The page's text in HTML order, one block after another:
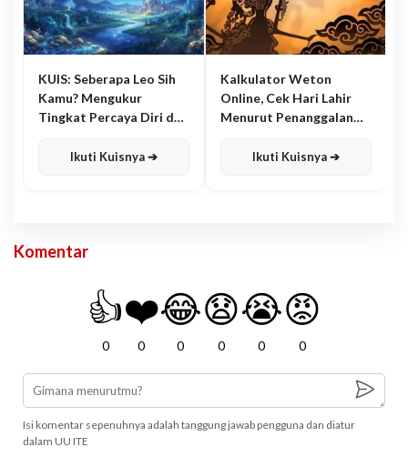
KUIS: Seberapa Leo Sih
Kamu? Mengukur
Tingkat Percaya Diri dan
Ikuti Kuisnya ➔
Kalkulator Weton
Online, Cek Hari Lahir
Menurut Penanggalan
Ikuti Kuisnya ➔
Komentar
👍
0
❤️
0
😂
0
😧
0
😭
0
😡
0
Isi komentar sepenuhnya adalah tanggung jawab pengguna dan diatur
dalam UU ITE